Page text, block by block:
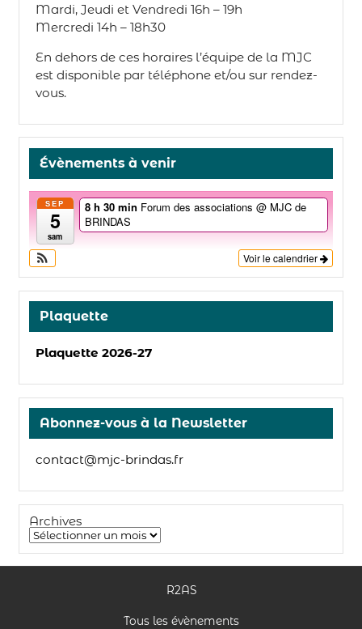
Mardi, Jeudi et Vendredi 16h – 19h
Mercredi 14h – 18h30
En dehors de ces horaires l’équipe de la MJC
est disponible par téléphone et/ou sur rendez-
vous.
Évènements à venir
SEP
5
sam
8 h 30 min Forum des associations @ MJC de
BRINDAS
Voir le calendrier
Plaquette
Plaquette 2026-27
Abonnez-vous à la Newsletter
contact@mjc-brindas.fr
Archives
R2AS
Tous les évènements